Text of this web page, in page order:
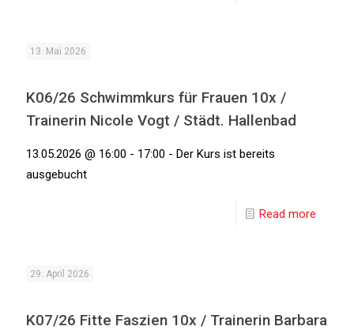
13. Mai 2026
K06/26 Schwimmkurs für Frauen 10x /
Trainerin Nicole Vogt / Städt. Hallenbad
13.05.2026 @ 16:00 - 17:00 - Der Kurs ist bereits
ausgebucht
Read more
29. April 2026
K07/26 Fitte Faszien 10x / Trainerin Barbara